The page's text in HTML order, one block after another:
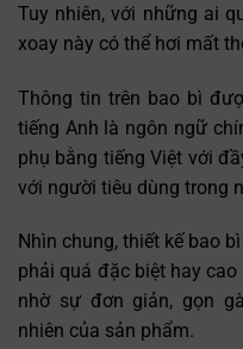
Tuy nhiên, với những ai
xoay này có thể hơi mất
Thông tin trên bao bì
tiếng Anh là ngôn ngữ
phụ bằng tiếng Việt với
với người tiêu dùng trong
Nhìn chung, thiết kế bao
phải quá đặc biệt hay
nhờ sự đơn giản, gọn
nhiên của sản phẩm.